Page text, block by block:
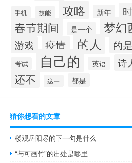
手机 技能 攻略 新年
春节期间 是一个 梦幻
游戏 疫情 的人 的是
考试
自己的 英语 诗
还不 这一 都是
猜你想看的文章
楼观岳阳尽的下一句是什么
“与可画竹”的出处是哪里